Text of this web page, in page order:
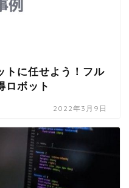
トに任せよう！フル
ロボット
2022年3月9日